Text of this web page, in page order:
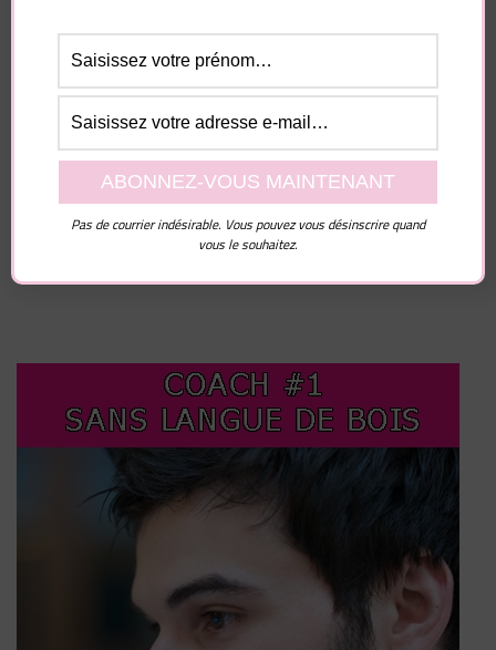
Site web
Enregistrer mon nom, mon e-mail et mon site dans
le navigateur pour mon prochain commentaire.
Pas de courrier indésirable. Vous pouvez vous désinscrire quand
vous le souhaitez.